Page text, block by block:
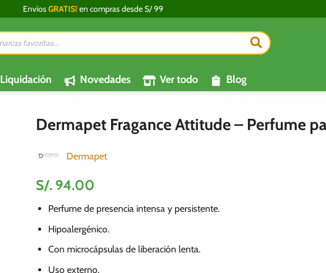
EnvíosGRATIS! en compras desde S/ 99
Liquidación Novedades Ver todo Blog
Dermapet Fragance Attitude – Perfume
Dermapet
S/. 94.00
Perfume de presencia intensa y persistente.
Hipoalergénico.
Con microcápsulas de liberación lenta.
Uso externo.